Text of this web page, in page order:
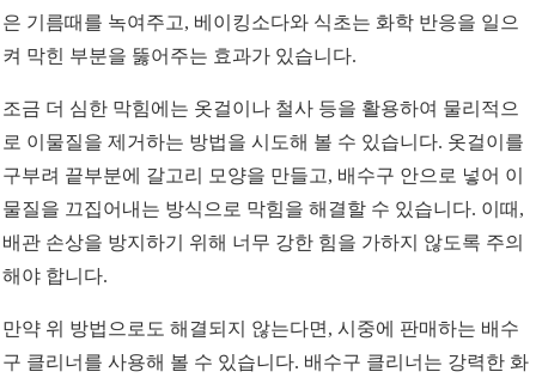
은 기름때를 녹여주고, 베이킹소다와 식초는 화학 반응을 일으
켜 막힌 부분을 뚫어주는 효과가 있습니다.
조금 더 심한 막힘에는 옷걸이나 철사 등을 활용하여 물리적으
로 이물질을 제거하는 방법을 시도해 볼 수 있습니다. 옷걸이를
구부려 끝부분에 갈고리 모양을 만들고, 배수구 안으로 넣어 이
물질을 끄집어내는 방식으로 막힘을 해결할 수 있습니다. 이때,
배관 손상을 방지하기 위해 너무 강한 힘을 가하지 않도록 주의
해야 합니다.
만약 위 방법으로도 해결되지 않는다면, 시중에 판매하는 배수
구 클리너를 사용해 볼 수 있습니다. 배수구 클리너는 강력한 화